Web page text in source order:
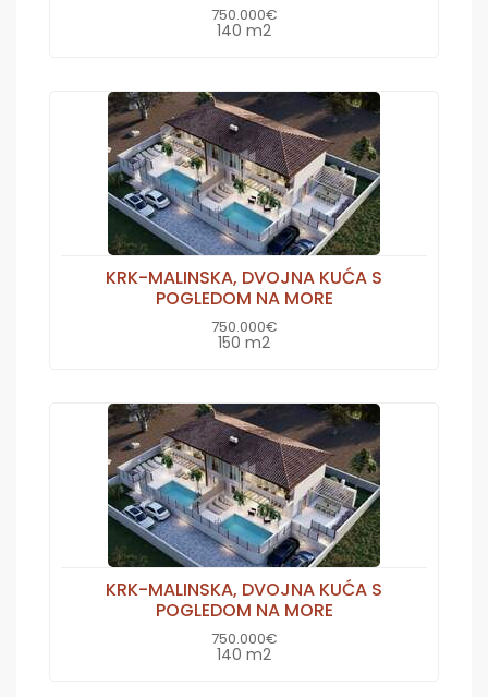
750.000€
140 m2
KRK-MALINSKA, DVOJNA KUĆA S
POGLEDOM NA MORE
750.000€
150 m2
KRK-MALINSKA, DVOJNA KUĆA S
POGLEDOM NA MORE
750.000€
140 m2